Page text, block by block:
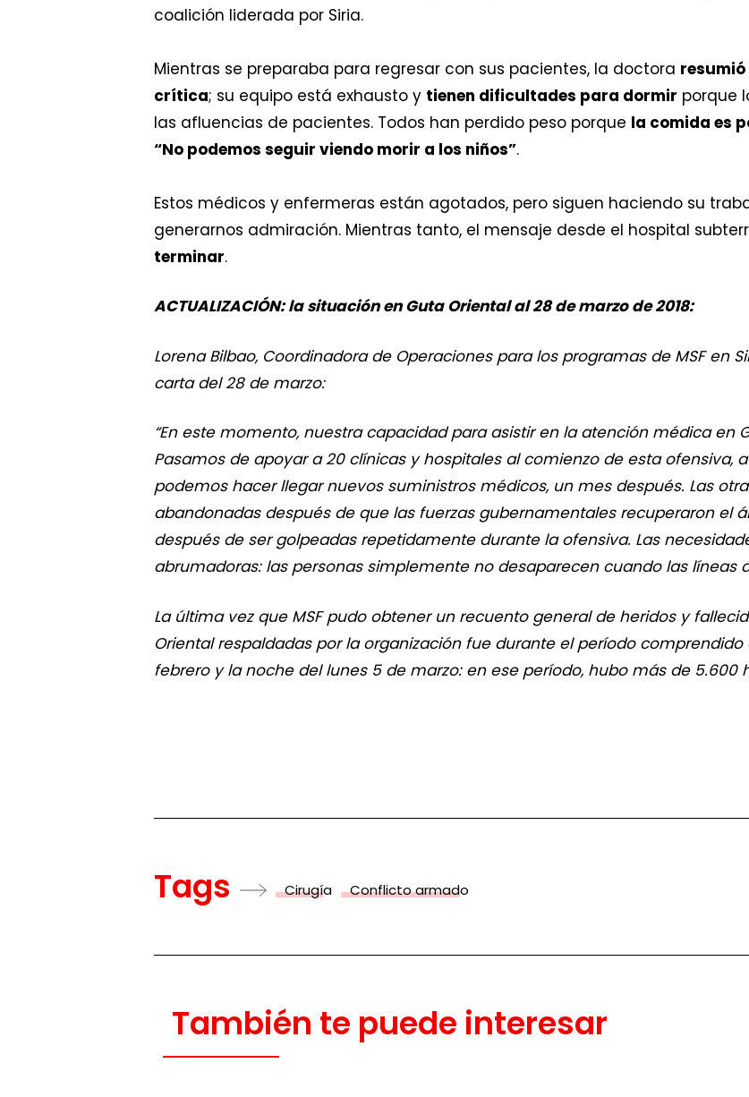
coalición liderada por Siria.
Mientras se preparaba para regresar con sus pacientes, la doctora
crítica; su equipo está exhausto y tienen dificultades para dormir porque
las afluencias de pacientes. Todos han perdido peso porque la comida es
“No podemos seguir viendo morir a los niños”.
Estos médicos y enfermeras están agotados, pero siguen haciendo su
generarnos admiración. Mientras tanto, el mensaje desde el hospital
terminar.
ACTUALIZACIÓN: la situación en Guta Oriental al 28 de marzo de 2018:
Lorena Bilbao, Coordinadora de Operaciones para los programas de MSF en
carta del 28 de marzo:
“En este momento, nuestra capacidad para asistir en la atención médica en
Pasamos de apoyar a 20 clínicas y hospitales al comienzo de esta ofensiva,
podemos hacer llegar nuevos suministros médicos, un mes después. Las
abandonadas después de que las fuerzas gubernamentales recuperaron el
después de ser golpeadas repetidamente durante la ofensiva. Las
abrumadoras: las personas simplemente no desaparecen cuando las líneas
La última vez que MSF pudo obtener un recuento general de heridos y
Oriental respaldadas por la organización fue durante el período
febrero y la noche del lunes 5 de marzo: en ese período, hubo más de 5.600
Tags Cirugía Conflicto armado
También te puede interesar